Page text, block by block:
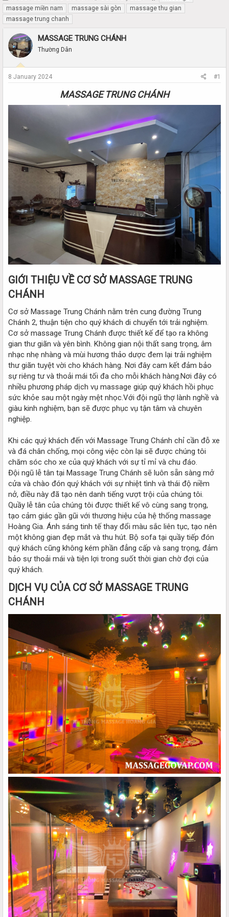
h
r
e
d
s
r
r
t
a
t
d
massage miền nam
massage sài gòn
massage thu gian
massage trung chanh
MASSAGE TRUNG CHÁNH
Thường Dân
8 January 2024 #1
MASSAGE TRUNG CHÁNH
GIỚI THIỆU VỀ CƠ SỞ MASSAGE TRUNG
CHÁNH
Cơ sở Massage Trung Chánh nằm trên cung đường Trung
Chánh 2, thuận tiện cho quý khách di chuyển tới trải nghiệm.
Cơ sở massage Trung Chánh được thiết kế để tạo ra không
gian thư giãn và yên bình. Không gian nội thất sang trọng, âm
nhạc nhẹ nhàng và mùi hương thảo dược đem lại trải nghiệm
thư giãn tuyệt vời cho khách hàng. Nơi đây cam kết đảm bảo
sự riêng tư và thoải mái tối đa cho mỗi khách hàng.Nơi đây có
nhiều phương pháp dịch vụ massage giúp quý khách hồi phục
sức khỏe sau một ngày mệt nhọc.Với đội ngũ thợ lành nghề và
giàu kinh nghiệm, bạn sẽ được phục vụ tận tâm và chuyên
nghiệp.
Khi các quý khách đến với Massage Trung Chánh chỉ cần đỗ xe
và đá chân chống, mọi công việc còn lại sẽ được chúng tôi
chăm sóc cho xe của quý khách với sự tỉ mỉ và chu đáo.
Đội ngũ lễ tân tại Massage Trung Chánh sẽ luôn sẵn sàng mở
cửa và chào đón quý khách với sự nhiệt tình và thái độ niềm
nở, điều này đã tạo nên danh tiếng vượt trội của chúng tôi.
Quầy lễ tân của chúng tôi được thiết kế vô cùng sang trọng,
tạo cảm giác gần gũi với thương hiệu của hệ thống massage
Hoàng Gia. Ánh sáng tinh tế thay đổi màu sắc liên tục, tạo nên
một không gian đẹp mắt và thu hút. Bộ sofa tại quầy tiếp đón
quý khách cũng không kém phần đẳng cấp và sang trọng, đảm
bảo sự thoải mái và tiện lợi trong suốt thời gian chờ đợi của
quý khách.
DỊCH VỤ CỦA CƠ SỞ MASSAGE TRUNG
CHÁNH